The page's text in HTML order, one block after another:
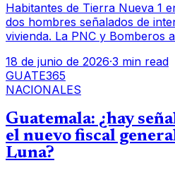
Habitantes de Tierra Nueva 1
dos hombres señalados de
vivienda. La PNC y Bomberos
18 de junio de 2026·3 min read
GUATE365
NACIONALES
Guatemala: ¿hay
el nuevo fiscal
Luna?